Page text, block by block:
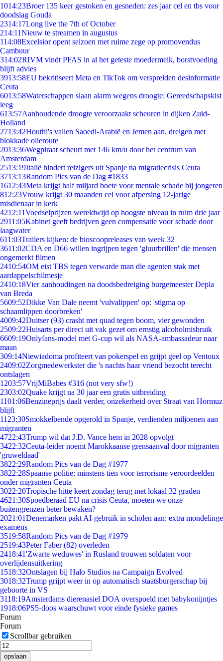
1014:23Broer 135 keer gestoken en gesneden: zes jaar cel en tbs voor
doodslag Gouda
2314:17Long live the 7th of October
214:11Nieuw te streamen in augustus
114:08Excelsior opent seizoen met ruime zege op promovendus
Cambuur
314:02RIVM vindt PFAS in al het geteste moedermelk, borstvoeding
blijft advies
3913:58EU bekritiseert Meta en TikTok om verspreiden desinformatie
Ceuta
6013:58Waterschappen slaan alarm wegens droogte: Gereedschapskist
leeg
613:57Aanhoudende droogte veroorzaakt scheuren in dijken Zuid-
Holland
2713:42Houthi's vallen Saoedi-Arabië en Jemen aan, dreigen met
blokkade olieroute
2013:36Wegpiraat scheurt met 146 km/u door het centrum van
Amsterdam
2513:19Italië hindert reizigers uit Spanje na migratiecrisis Ceuta
3713:13Random Pics van de Dag #1833
1612:43Meta krijgt half miljard boete voor mentale schade bij jongeren
812:23Vrouw krijgt 30 maanden cel voor afpersing 12-jarige
misdienaar in kerk
4212:11Voedselprijzen wereldwijd op hoogste niveau in ruim drie jaar
2911:05Kabinet geeft bedrijven geen compensatie voor schade door
laagwater
611:03Trailers kijken: de bioscoopreleases van week 32
3611:02CDA en D66 willen ingrijpen tegen 'gluurbrillen' die mensen
ongemerkt filmen
2410:54OM eist TBS tegen verwarde man die agenten stak met
aardappelschilmesje
2410:18Vier aanhoudingen na doodsbedreiging burgemeester Depla
van Breda
5609:52Dikke Van Dale neemt 'vulvalippen' op: 'stigma op
schaamlippen doorbreken'
4009:42Duitser (93) crasht met quad tegen boom, vier gewonden
2509:22Huisarts per direct uit vak gezet om ernstig alcoholmisbruik
6609:19Onlyfans-model met G-cup wil als NASA-ambassadeur naar
maan
309:14Niewiadoma profiteert van pokerspel en grijpt geel op Ventoux
2409:02Zorgmedewerkster die 's nachts haar vriend bezocht terecht
ontslagen
1203:57VrijMiBabes #316 (not very sfw!)
2303:02Quake krijgt na 30 jaar een gratis uitbreiding
1101:06Benzineprijs daalt verder, onzekerheid over Straat van Hormuz
blijft
11 23:30Smokkelbende opgerold in Spanje, verdienden miljoenen aan
migranten
4722:43Trump wil dat J.D. Vance hem in 2028 opvolgt
3422:32Ceuta-leider noemt Marokkaanse grensaanval door migranten
'gruweldaad'
3822:29Random Pics van de Dag #1977
3822:28Spaanse politie: minstens tien voor terrorisme veroordeelden
onder migranten Ceuta
3022:20Tropische hitte keert zondag terug met lokaal 32 graden
4621:30Spoedberaad EU na crisis Ceuta, moeten we onze
buitengrenzen beter bewaken?
2021:01Denemarken pakt AI-gebruik in scholen aan: extra mondelinge
examens
3519:58Random Pics van de Dag #1979
2519:43Peter Faber (82) overleden
2418:41'Zwarte weduwes' in Rusland trouwen soldaten voor
overlijdensuitkering
1518:32Ontslagen bij Halo Studios na Campaign Evolved
3018:32Trump grijpt weer in op automatisch staatsburgerschap bij
geboorte in VS
3118:19Amsterdams dierenasiel DOA overspoeld met babykonijntjes
1918:06PS5-doos waarschuwt voor einde fysieke games
Forum
Forum
Scrollbar gebruiken
opslaan